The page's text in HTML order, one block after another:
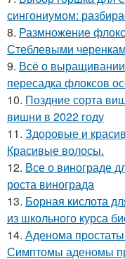
сингониумом:
8. Размножение
Стеблевыми
9. Всё о
пересадка флоксов
10. Поздние сорта
вишни в 2022 году
11. Здоровые и
Красивые волосы.
12. Все о винограде
роста винограда
13. Борная кислота
из школьного курса
14. Аденома
Симптомы аденомы